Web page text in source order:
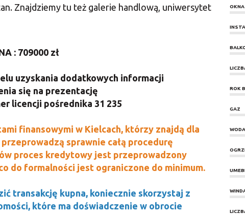
Znajdziemy tu też galerie handlową, uniwersytet
: 709000 zł
uzyskania dodatkowych informacji
się na prezentację
licencji pośrednika 31 235
finansowymi w Kielcach, którzy znajdą dla
sprawnie całą procedurę
proces kredytowy jest przeprowadzony
do formalności jest ograniczone do minimum.
transakcję kupna, koniecznie skorzystaj z
które ma doświadczenie w obrocie
OKNA
ROK
GAZ
WODA